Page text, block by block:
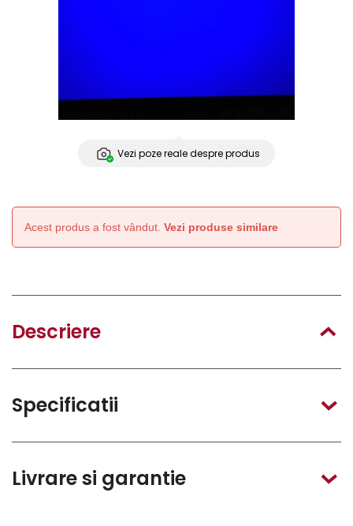
Vezi poze reale despre produs
Acest produs a fost vândut. Vezi produse similare
Descriere
Specificatii
Livrare si garantie